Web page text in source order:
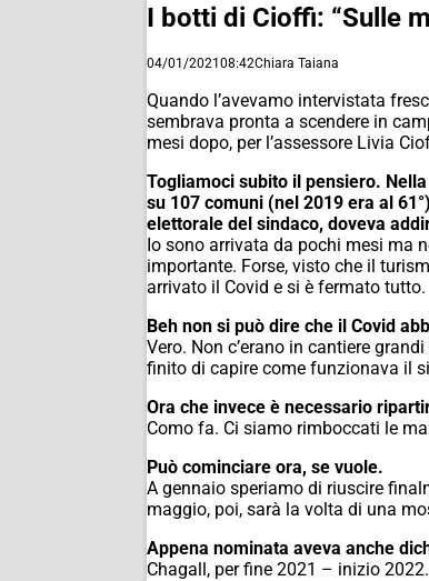
I botti di Cioffi: “Sulle
04/01/202108:42Chiara Taiana
Quando l’avevamo intervistata
sembrava pronta a scendere in
mesi dopo, per l’assessore Livia
Togliamoci subito il pensiero.
su 107 comuni (nel 2019 era al
elettorale del sindaco, doveva
Io sono arrivata da pochi mesi ma
importante. Forse, visto che il
arrivato il Covid e si è fermato tutto.
Beh non si può dire che il Covid
Vero. Non c’erano in cantiere
finito di capire come funzionava il
Ora che invece è necessario
Como fa. Ci siamo rimboccati le
Può cominciare ora, se vuole.
A gennaio speriamo di riuscire
maggio, poi, sarà la volta di una
Appena nominata aveva anche
Chagall, per fine 2021 – inizio